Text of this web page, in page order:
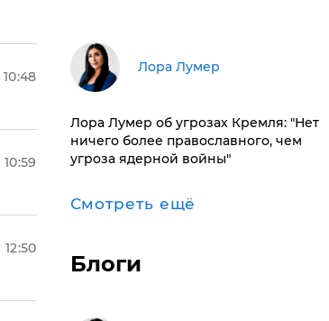
10:48
10:59
12:50
​Лора Лумер
Лора Лумер об угрозах Кремля: "Нет
ничего более православного, чем
угроза ядерной войны"
Смотреть ещё
Блоги